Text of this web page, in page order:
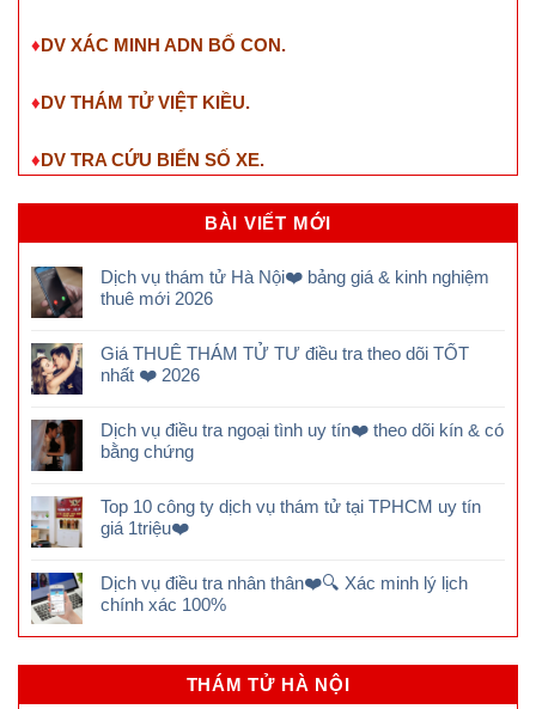
♦DV XÁC MINH ADN BỐ CON.
♦DV THÁM TỬ VIỆT KIỀU.
♦DV TRA CỨU BIỂN SỐ XE.
BÀI VIẾT MỚI
Dịch vụ thám tử Hà Nội❤️ bảng giá & kinh nghiệm
thuê mới 2026
Giá THUÊ THÁM TỬ TƯ điều tra theo dõi TỐT
nhất ❤️ 2026
Dịch vụ điều tra ngoại tình uy tín❤️ theo dõi kín & có
bằng chứng
Top 10 công ty dịch vụ thám tử tại TPHCM uy tín
giá 1triệu❤️
Dịch vụ điều tra nhân thân❤️🔍 Xác minh lý lịch
chính xác 100%
THÁM TỬ HÀ NỘI